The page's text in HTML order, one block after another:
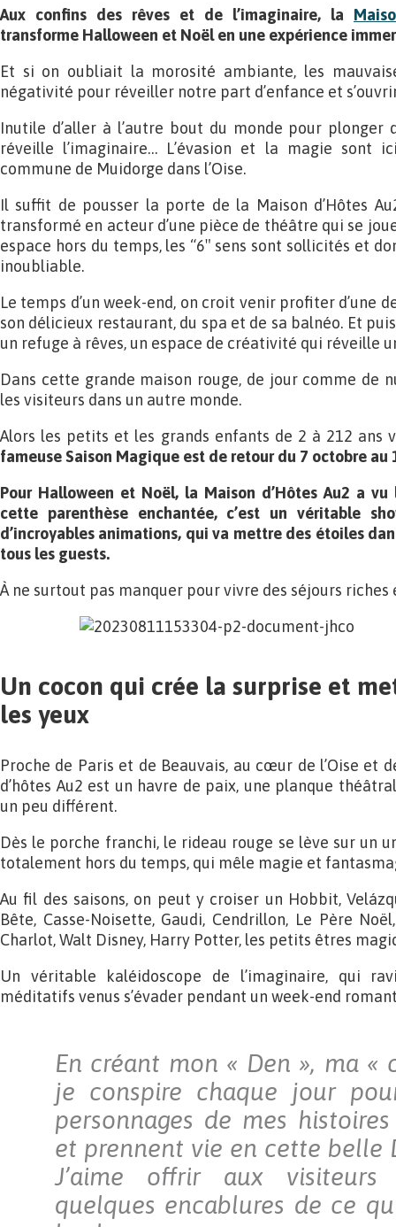
Aux confins des rêves et de l’imaginaire, la
transforme Halloween et Noël en une expérience
Et si on oubliait la morosité ambiante, les
négativité pour réveiller notre part d’enfance et
Inutile d’aller à l’autre bout du monde pour plonger
réveille l’imaginaire… L’évasion et la magie sont
commune de Muidorge dans l’Oise.
Il suffit de pousser la porte de la Maison d’Hôtes
transformé en acteur d’une pièce de théâtre qui se
espace hors du temps, les “6″ sens sont sollicités et
inoubliable.
Le temps d’un week-end, on croit venir profiter d’une
son délicieux restaurant, du spa et de sa balnéo. Et
un refuge à rêves, un espace de créativité qui réveille
Dans cette grande maison rouge, de jour comme de
les visiteurs dans un autre monde.
Alors les petits et les grands enfants de 2 à 212 ans
fameuse Saison Magique est de retour du 7 octobre au
Pour Halloween et Noël, la Maison d’Hôtes Au2 a
cette parenthèse enchantée, c’est un véritable
d’incroyables animations, qui va mettre des étoiles
tous les guests.
À ne surtout pas manquer pour vivre des séjours
Un cocon qui crée la surprise et
les yeux
Proche de Paris et de Beauvais, au cœur de l’Oise et
d’hôtes Au2 est un havre de paix, une planque
un peu différent.
Dès le porche franchi, le rideau rouge se lève sur un
totalement hors du temps, qui mêle magie et
Au fil des saisons, on peut y croiser un Hobbit,
Bête, Casse-Noisette, Gaudi, Cendrillon, Le Père
Charlot, Walt Disney, Harry Potter, les petits êtres
Un véritable kaléidoscope de l’imaginaire, qui
méditatifs venus s’évader pendant un week-end
En créant mon « Den », ma «
je conspire chaque jour
personnages de mes
et prennent vie en cette belle
J’aime offrir aux
quelques encablures de ce